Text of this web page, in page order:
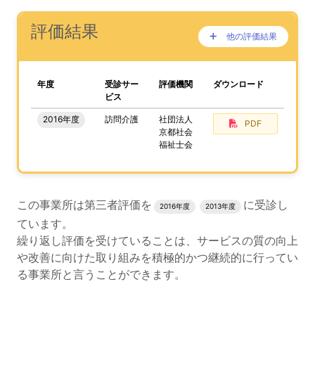
ナビゲーションリンクの読み上げは以上です。
次は事業所評価を公表するためのエリアです。
(タイトル)
評価結果
ここに過去の公表
他の評価結果
が、あります。
、この事業所の評価結果をPDFでダウンロードするこ
年度
受診サー
ビス
評価機関 ダウンロード
2016年度 訪問介護
社団法人
京都社会
福祉士会
PDF
評価結果のPDFでのダウンロードエリアの読み上げは以上
この事業所は第三者評価を 2016年度 2013年度
に受診し
ています。
繰り返し評価を受けていることは、サービスの質の向上
や改善に向けた取り組みを積極的かつ継続的に行ってい
る事業所と言うことができます。